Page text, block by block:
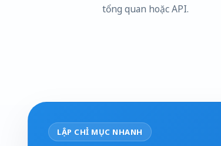
tổng quan hoặc API.
LẬP CHỈ MỤC NHANH